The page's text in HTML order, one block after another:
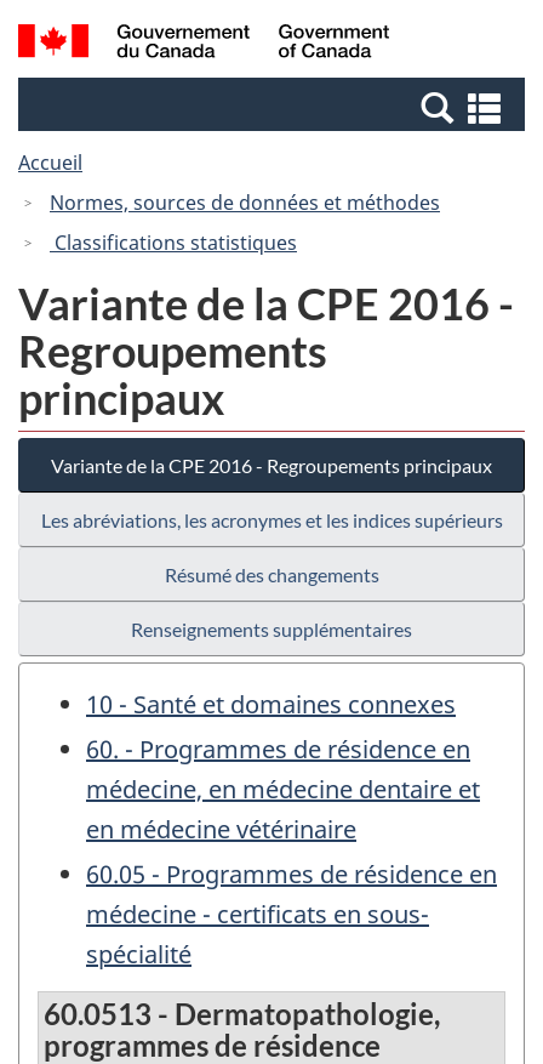
Passer
au
Passer
à
Canada
Recherche
et
et
Accueil
Normes, sources de données et méthodes
Classifications statistiques
Variante de la CPE 2016 -
Regroupements
principaux
Variante de la CPE 2016 - Regroupements principaux
Les abréviations, les acronymes et les indices supérieurs
Résumé des changements
Renseignements supplémentaires
10 - Santé et domaines connexes
60. - Programmes de résidence en
médecine, en médecine dentaire et
en médecine vétérinaire
60.05 - Programmes de résidence en
médecine - certificats en sous-
spécialité
60.0513 - Dermatopathologie,
programmes de résidence